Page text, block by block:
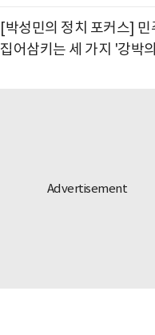
[박성민의 정치 포커스] 민
집어삼키는 세 가지 '강박